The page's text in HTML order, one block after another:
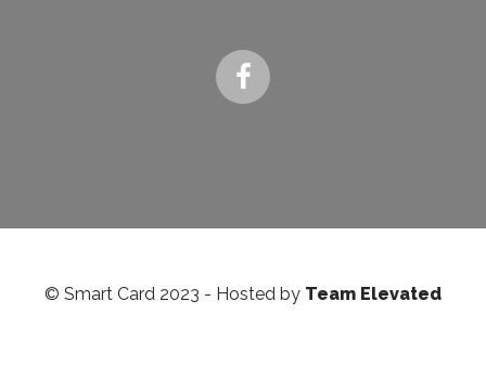
© Smart Card 2023 - Hosted by Team Elevated